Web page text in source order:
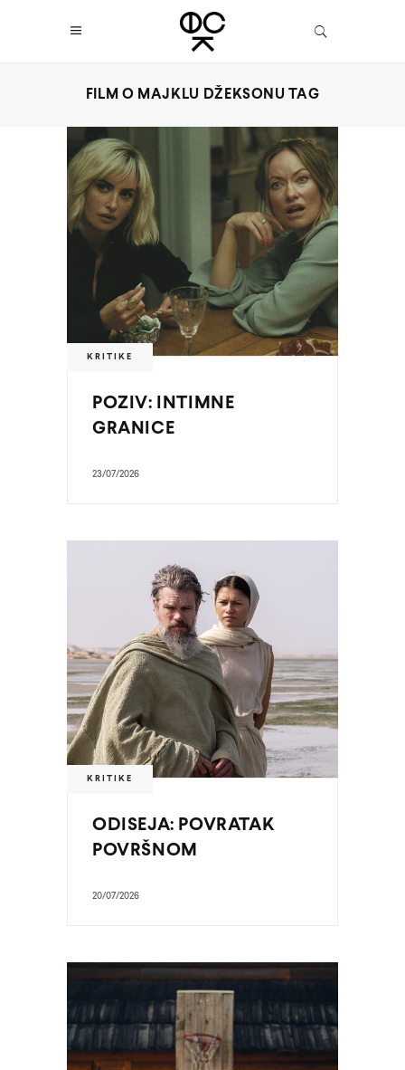
FILM O MAJKLU DŽEKSONU TAG
KRITIKE
POZIV: INTIMNE
GRANICE
23/07/2026
KRITIKE
ODISEJA: POVRATAK
POVRŠNOM
20/07/2026